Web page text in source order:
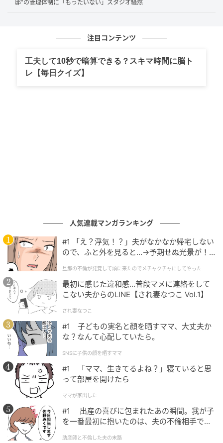
勝手に私の名前でメッセージを送られているようです
お友達にご迷惑をおかけしているようで、心が痛い…
フェイスブックの被害から12年。再びSNSの脅威にさ
らされた高橋さんの告白に、多くのファンが胸を痛め
たようです。
ブログのコメント欄には「怖いですね」「気をつけて
くださいね」と心配する声や、「気づいて良かっ
た！」「未遂に終わって良かった」と胸をなでおろす
コメントが多数寄せられました。
著名人に限らず、SNSへの不正アクセスは後を絶ちま
せん。改めてセキュリティ管理の大切さを感じさせる
ニュースとなりました。
※記事は執筆時点の情報です
邸”の管理体制に「もったいない」スタジオ騒然
注目コンテンツ
工夫して10秒で暗算できる？スキマ時間に脳ト
レ【毎日クイズ】
人気連載マンガランキング
#1 「え？浮気！？」夫がなかなか帰宅しない
ので、ふと外を見ると…→予期せぬ光景が！
クチャにしてやった
旦那の不倫が発覚して頭に来たのでメチャクチャにしてやった
最初に感じた違和感…普段マメに連絡をして
こない夫からのLINE【され妻なつこ Vol.1】
され妻なつこ
#1 子どもの実名と顔を晒すママ、大丈夫か
な？なんて心配していたら。
SNSに子供の顔を晒すママ
#1 「ママ、生きてるよね？」寝ていると思
って部屋を開けたら
ママが家出した
#1 出産の喜びに包まれたあの瞬間。我が子
を一番最初に抱いたのは、夫の不倫相手でし
助産師と不倫した夫の末路